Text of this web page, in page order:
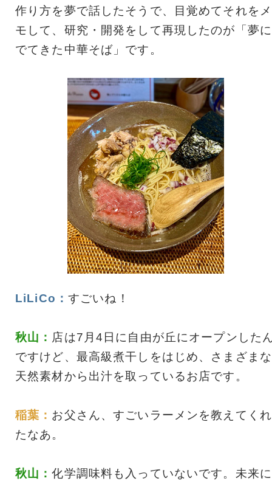
作り方を夢で話したそうで、目覚めてそれをメ
モして、研究・開発をして再現したのが「夢に
でてきた中華そば」です。
LiLiCo： すごいね！
秋山： 店は7月4日に自由が丘にオープンした
ですけど、最高級煮干しをはじめ、さまざまな
天然素材から出汁を取っているお店です。
稲葉： お父さん、すごいラーメンを教えてくれ
たなあ。
秋山：化学調味料も入っていないです。未来に